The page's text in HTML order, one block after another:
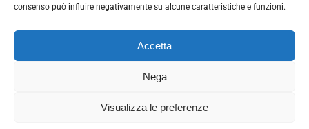
consenso può influire negativamente su alcune caratteristiche e funzioni.
Accetta
Nega
Visualizza le preferenze
Gli altri aiuti di Stato sono consultabili sul REGISTRO NAZIONALE
--